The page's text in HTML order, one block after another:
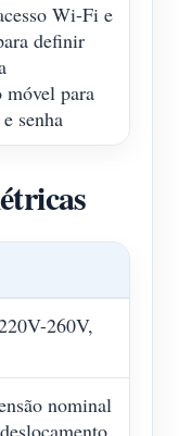
Wi-Fi e
definir
para
senha
260V,
nominal